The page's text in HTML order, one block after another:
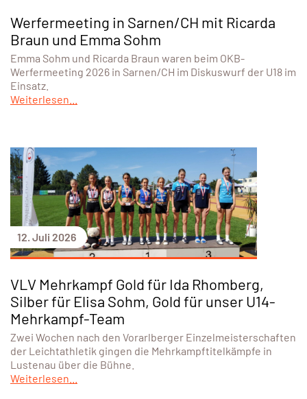
Werfermeeting in Sarnen/CH mit Ricarda
Braun und Emma Sohm
Emma Sohm und Ricarda Braun waren beim OKB-
Werfermeeting 2026 in Sarnen/CH im Diskuswurf der U18 im
Einsatz.
Weiterlesen...
12. Juli 2026
VLV Mehrkampf Gold für Ida Rhomberg,
Silber für Elisa Sohm, Gold für unser U14-
Mehrkampf-Team
Zwei Wochen nach den Vorarlberger Einzelmeisterschaften
der Leichtathletik gingen die Mehrkampftitelkämpfe in
Lustenau über die Bühne.
Weiterlesen...